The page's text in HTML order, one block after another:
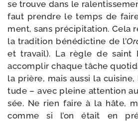
se trouve dans le
faut prendre le temps de
ment, sans pré­ci­pi­ta­tion. Cela
la tra­di­tion béné­dic­tine de l’
et tra­vail). La règle de saint
accom­plir chaque tâche
la prière, mais aus­si la
tude – avec pleine atten­tion
sée. Ne rien faire à la hâte,
comme si l’on était en